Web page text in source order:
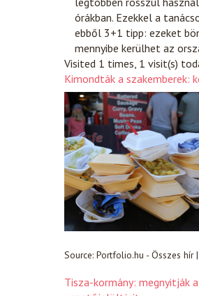
órákban. Ezekkel a
ebből 3+1 tipp: ezeket
mennyibe kerülhet az
Visited 1 times, 1 visit(s)
Kimondták a
Source: Portfolio.hu - Összes hír|
Tisza-kormány: megnyitják